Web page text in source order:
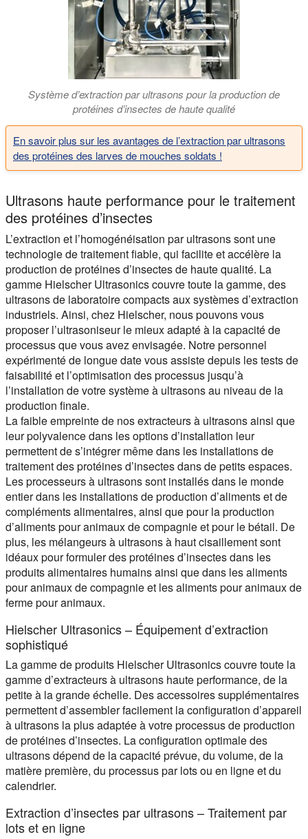
Système d’extraction par ultrasons pour la production de
protéines d’insectes de haute qualité
En savoir plus sur les avantages de l’extraction par ultrasons
des protéines des larves de mouches soldats !
Ultrasons haute performance pour le traitement
des protéines d’insectes
L’extraction et l’homogénéisation par ultrasons sont une
technologie de traitement fiable, qui facilite et accélère la
production de protéines d’insectes de haute qualité. La
gamme Hielscher Ultrasonics couvre toute la gamme, des
ultrasons de laboratoire compacts aux systèmes d’extraction
industriels. Ainsi, chez Hielscher, nous pouvons vous
proposer l’ultrasoniseur le mieux adapté à la capacité de
processus que vous avez envisagée. Notre personnel
expérimenté de longue date vous assiste depuis les tests de
faisabilité et l’optimisation des processus jusqu’à
l’installation de votre système à ultrasons au niveau de la
production finale.
La faible empreinte de nos extracteurs à ultrasons ainsi que
leur polyvalence dans les options d’installation leur
permettent de s’intégrer même dans les installations de
traitement des protéines d’insectes dans de petits espaces.
Les processeurs à ultrasons sont installés dans le monde
entier dans les installations de production d’aliments et de
compléments alimentaires, ainsi que pour la production
d’aliments pour animaux de compagnie et pour le bétail. De
plus, les mélangeurs à ultrasons à haut cisaillement sont
idéaux pour formuler des protéines d’insectes dans les
produits alimentaires humains ainsi que dans les aliments
pour animaux de compagnie et les aliments pour animaux de
ferme pour animaux.
Hielscher Ultrasonics – Équipement d’extraction
sophistiqué
La gamme de produits Hielscher Ultrasonics couvre toute la
gamme d’extracteurs à ultrasons haute performance, de la
petite à la grande échelle. Des accessoires supplémentaires
permettent d’assembler facilement la configuration d’appareil
à ultrasons la plus adaptée à votre processus de production
de protéines d’insectes. La configuration optimale des
ultrasons dépend de la capacité prévue, du volume, de la
matière première, du processus par lots ou en ligne et du
calendrier.
Extraction d’insectes par ultrasons – Traitement par
lots et en ligne